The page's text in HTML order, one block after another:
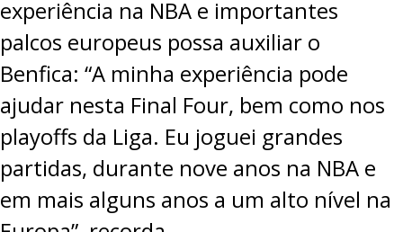
experiência na NBA e importantes
palcos europeus possa auxiliar o
Benfica: “A minha experiência pode
ajudar nesta Final Four, bem como nos
playoffs da Liga. Eu joguei grandes
partidas, durante nove anos na NBA e
em mais alguns anos a um alto nível na